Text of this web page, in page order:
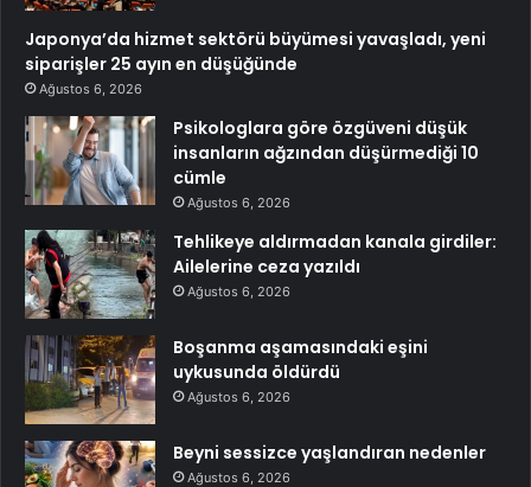
Japonya’da hizmet sektörü büyümesi yavaşladı, yeni
siparişler 25 ayın en düşüğünde
Ağustos 6, 2026
Psikologlara göre özgüveni düşük
insanların ağzından düşürmediği 10
cümle
Ağustos 6, 2026
Tehlikeye aldırmadan kanala girdiler:
Ailelerine ceza yazıldı
Ağustos 6, 2026
Boşanma aşamasındaki eşini
uykusunda öldürdü
Ağustos 6, 2026
Beyni sessizce yaşlandıran nedenler
Ağustos 6, 2026